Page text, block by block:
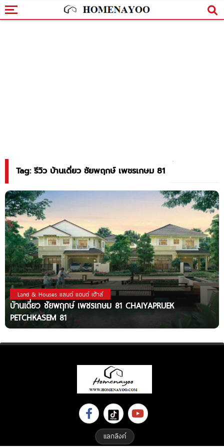
Tag: รีวิว บ้านเดี่ยว ชัยพฤกษ์ เพชรเกษม 81
Land & Houses แลนด์ แอนด์ เฮ้าส์
บ้านเดี่ยว ชัยพฤกษ์ เพชรเกษม 81 CHAIYAPRUEK
PETCHKASEM 81
แลกลิงค์